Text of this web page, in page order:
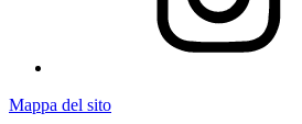
Mappa del sito